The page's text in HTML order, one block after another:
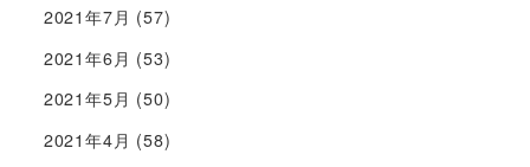
2021年7月 (57)
2021年6月 (53)
2021年5月 (50)
2021年4月 (58)